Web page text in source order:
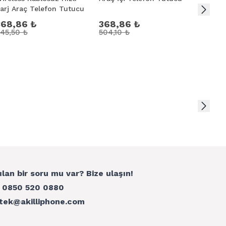
Araç Telefon Tutucu
₺
₺
368,86 ₺
504,10 ₺
Big
bir soru mu var? Bize ulaşın!
0850 520 0880